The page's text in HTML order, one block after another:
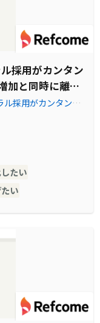
採用がカンタン
加と同時に離職
採用がカンタン
に離職率低下・採用
ファラル採用を見え
たい
い